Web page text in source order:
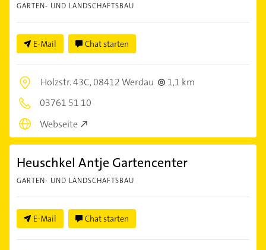
GARTEN- UND LANDSCHAFTSBAU
E-Mail Chat starten
Holzstr. 43C,08412 Werdau
1,1 km
03761 51 10
Webseite
Heuschkel Antje Gartencenter
GARTEN- UND LANDSCHAFTSBAU
E-Mail Chat starten